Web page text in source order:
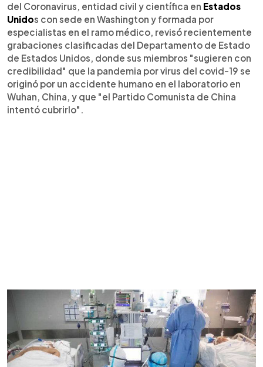
del Coronavirus, entidad civil y científica en Estados
Unidos con sede en Washington y formada por
especialistas en el ramo médico, revisó recientemente
grabaciones clasificadas del Departamento de Estado
de Estados Unidos, donde sus miembros "sugieren con
credibilidad" que la pandemia por virus del covid-19 se
originó por un accidente humano en el laboratorio en
Wuhan, China, y que "el Partido Comunista de China
intentó cubrirlo".